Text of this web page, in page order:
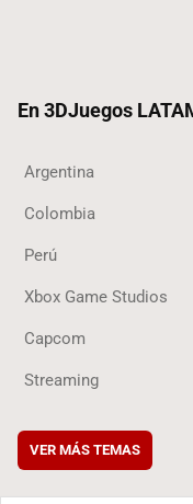
En 3DJuegos
Argentina
Colombia
Perú
Xbox Game Studios
Capcom
Streaming
VER MÁS TEMAS